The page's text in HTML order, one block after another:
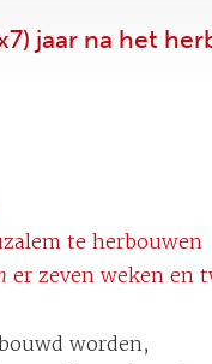
jaar na het
te herbouwen
er zeven weken en
worden,